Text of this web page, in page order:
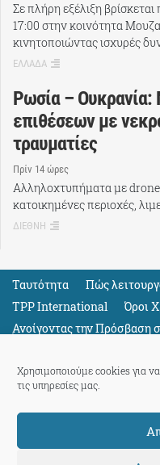
Χρησιμοποιούμε cookies για
τις υπηρεσίες μας.
Σε πλήρη εξέλιξη
17:00 στην κοινότητα
κινητοποιώντας ισχυρές
ΕΛΛΑΔΑ
Ρωσία –
επιθέσεων με
τραυματίες
Πρίν 14 ώρες
Αλληλοχτυπήματα με
κατοικημένες περιοχές,
ΔΙΕΘΝΗ
Ταυτότητα Πώς
TPP International
Όροι
Ανοίγοντας την Πρόσβαση
Όλους
powered by